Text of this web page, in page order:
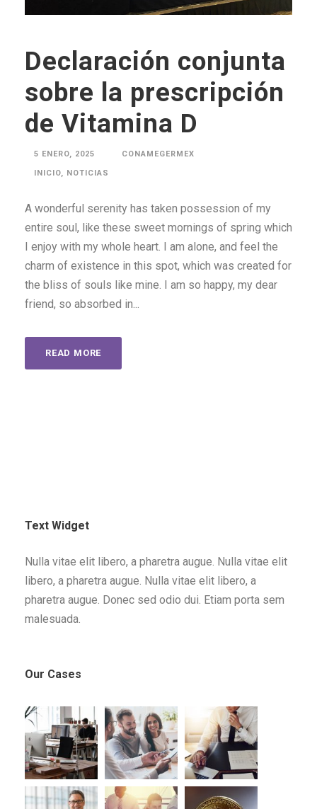
Declaración conjunta
sobre la prescripción
de Vitamina D
5 ENERO, 2025 CONAMEGERMEX
INICIO NOTICIAS
A wonderful serenity has taken possession of my
entire soul, like these sweet mornings of spring which
I enjoy with my whole heart. I am alone, and feel the
charm of existence in this spot, which was created for
the bliss of souls like mine. I am so happy, my dear
friend, so absorbed in...
READ MORE
Text Widget
Nulla vitae elit libero, a pharetra augue. Nulla vitae elit
libero, a pharetra augue. Nulla vitae elit libero, a
pharetra augue. Donec sed odio dui. Etiam porta sem
malesuada.
Our Cases